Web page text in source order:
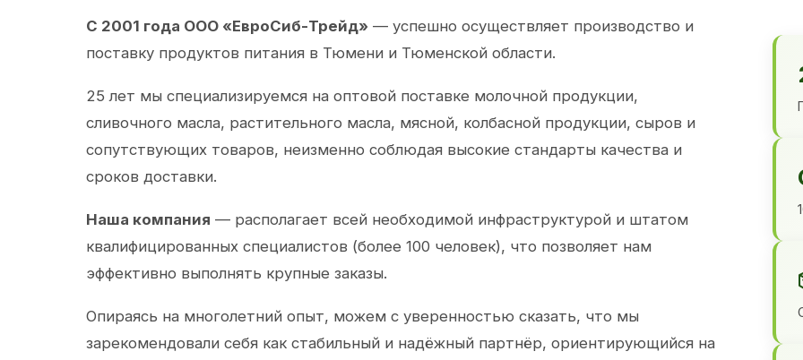
С 2001 года ООО «ЕвроСиб-Трейд» — успешно осуществляет производство и
поставку продуктов питания в Тюмени и Тюменской области.
25 лет мы специализируемся на оптовой поставке молочной продукции,
сливочного масла, растительного масла, мясной, колбасной продукции, сыров и
сопутствующих товаров, неизменно соблюдая высокие стандарты качества и
сроков доставки.
Наша компания — располагает всей необходимой инфраструктурой и штатом
квалифицированных специалистов (более 100 человек), что позволяет нам
эффективно выполнять крупные заказы.
Опираясь на многолетний опыт, можем с уверенностью сказать, что мы
зарекомендовали себя как стабильный и надёжный партнёр, ориентирующийся на